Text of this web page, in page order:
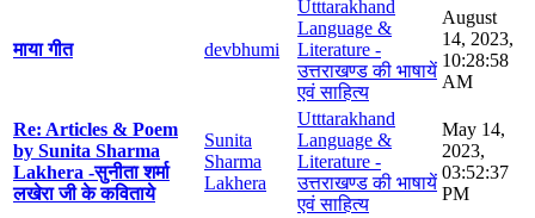
माया गीत devbhumi
Utttarakhand
Language &
Literature -
उत्तराखण्ड की भाषायें
एवं साहित्य
August
14, 2023,
10:28:58
AM
Re: Articles & Poem
by Sunita Sharma
Lakhera -सुनीता शर्मा
लखेरा जी के कविताये
Sunita
Sharma
Lakhera
Utttarakhand
Language &
Literature -
उत्तराखण्ड की भाषायें
एवं साहित्य
May 14,
2023,
03:52:37
PM